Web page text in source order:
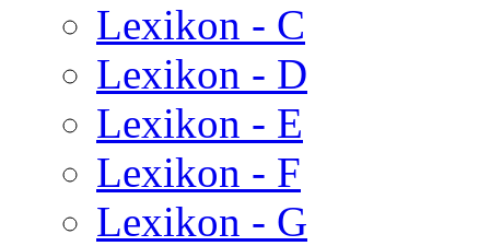
Lexikon - C
Lexikon - D
Lexikon - E
Lexikon - F
Lexikon - G